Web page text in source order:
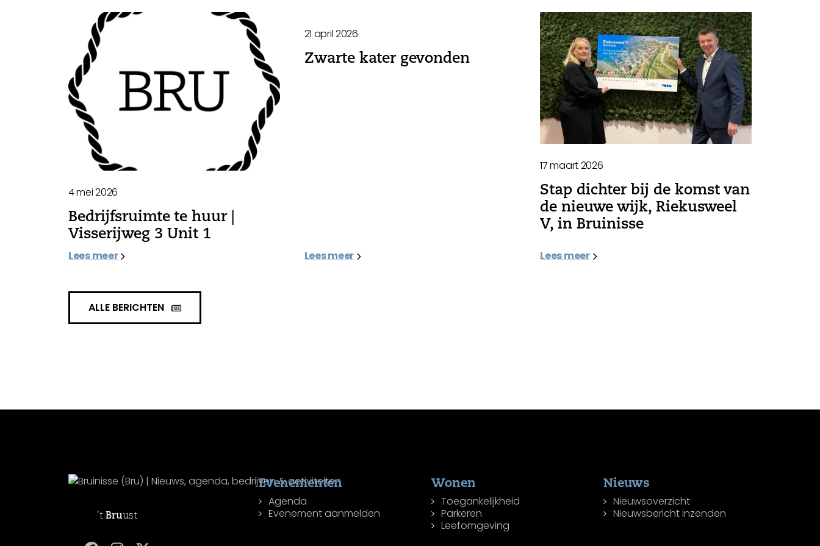
4 mei 2026
Bedrijfsruimte te huur |
Visserijweg 3 Unit 1
Lees meer
21 april 2026
Zwarte kater gevonden
Lees meer
17 maart 2026
Stap dichter bij de komst van
de nieuwe wijk, Riekusweel
V, in Bruinisse
Lees meer
ALLE BERICHTEN
't Bruust
Evenementen
Agenda
Evenement aanmelden
Wonen
Toegankelijkheid
Parkeren
Leefomgeving
Nieuws
Nieuwsoverzicht
Nieuwsbericht inzenden